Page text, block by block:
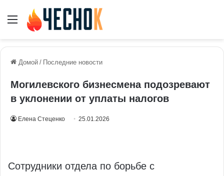
Меню
Домой / Последние новости
Могилевского бизнесмена подозревают
в уклонении от уплаты налогов
Елена Стеценко 25.01.2026
Сотрудники отдела по борьбе с